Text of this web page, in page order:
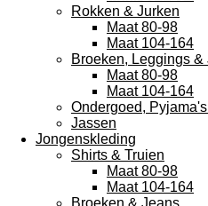
Rokken & Jurken
Maat 80-98
Maat 104-164
Broeken, Leggings &
Maat 80-98
Maat 104-164
Ondergoed,
Jassen
Jongenskleding
Shirts & Truien
Maat 80-98
Maat 104-164
Broeken & Jeans